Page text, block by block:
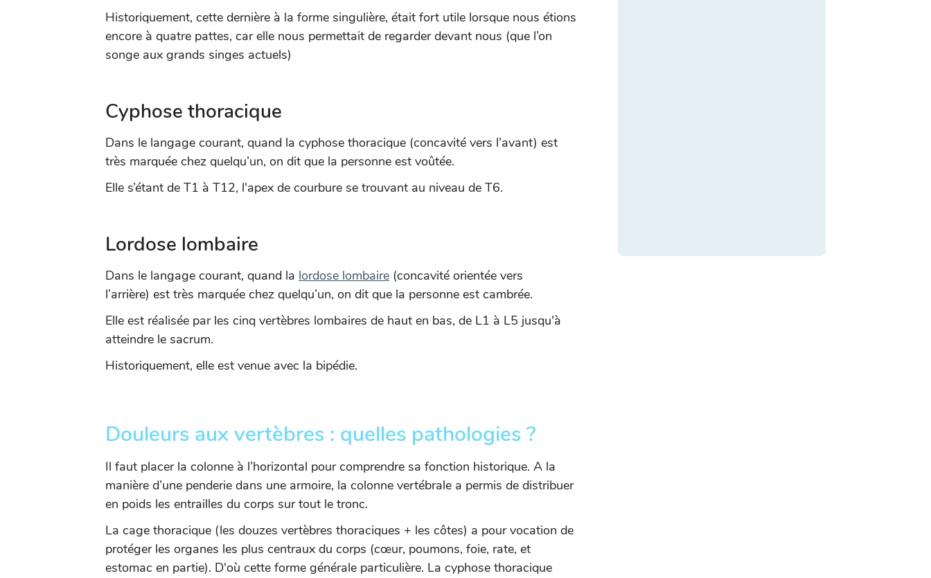
Historiquement, cette dernière à la forme singulière, était fort utile lorsque nous étions
encore à quatre pattes, car elle nous permettait de regarder devant nous (que l’on
songe aux grands singes actuels)
Cyphose thoracique
Dans le langage courant, quand la cyphose thoracique (concavité vers l’avant) est
très marquée chez quelqu’un, on dit que la personne est voûtée.
Elle s’étant de T1 à T12, l'apex de courbure se trouvant au niveau de T6.
Lordose lombaire
Dans le langage courant, quand la lordose lombaire (concavité orientée vers
l’arrière) est très marquée chez quelqu’un, on dit que la personne est cambrée.
Elle est réalisée par les cinq vertèbres lombaires de haut en bas, de L1 à L5 jusqu'à
atteindre le sacrum.
Historiquement, elle est venue avec la bipédie.
Douleurs aux vertèbres : quelles pathologies ?
Il faut placer la colonne à l’horizontal pour comprendre sa fonction historique. A la
manière d’une penderie dans une armoire, la colonne vertébrale a permis de distribuer
en poids les entrailles du corps sur tout le tronc.
La cage thoracique (les douzes vertèbres thoraciques + les côtes) a pour vocation de
protéger les organes les plus centraux du corps (cœur, poumons, foie, rate, et
estomac en partie). D'où cette forme générale particulière. La cyphose thoracique